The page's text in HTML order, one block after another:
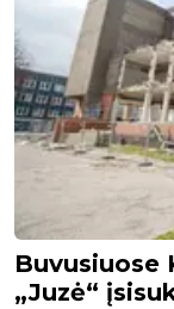
Buvusiuose
„Juzė“